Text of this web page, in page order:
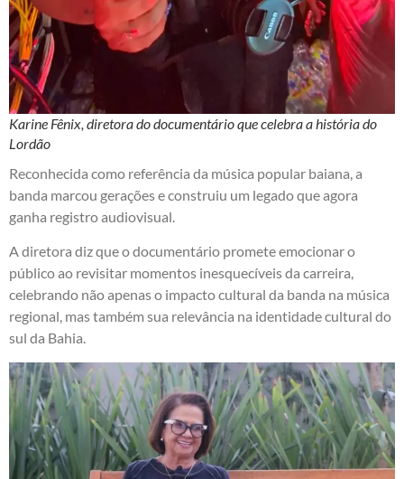
Karine Fênix, diretora do documentário que celebra a história do
Lordão
Reconhecida como referência da música popular baiana, a
banda marcou gerações e construiu um legado que agora
ganha registro audiovisual.
A diretora diz que o documentário promete emocionar o
público ao revisitar momentos inesquecíveis da carreira,
celebrando não apenas o impacto cultural da banda na música
regional, mas também sua relevância na identidade cultural do
sul da Bahia.